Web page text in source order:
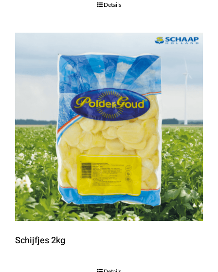
Details
Schijfjes 2kg